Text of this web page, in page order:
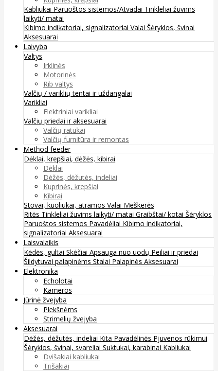
Kabliukai Paruoštos sistemos/Atvadai Tinkleliai žuvims
laikyti/ matai
Kibimo indikatoriai, signalizatoriai Valai Šėryklos, švinai
Aksesuarai
Laivyba
Valtys
Irklinės
Motorinės
Rib valtys
Valčių / variklių tentai ir uždangalai
Varikliai
Elektriniai varikliai
Valčių priedai ir aksesuarai
Valčių ratukai
Valčių furnitūra ir remontas
Method feeder
Dėklai, krepšiai, dėžės, kibirai
Dėklai
Dėžės, dėžutės, indeliai
Kuprinės, krepšiai
Kibirai
Stovai, kuoliukai, atramos Valai Meškerės
Ritės Tinkleliai žuvims laikyti/ matai Graibštai/ kotai Šėryklos
Paruoštos sistemos Pavadėliai Kibimo indikatoriai,
signalizatoriai Aksesuarai
Laisvalaikis
Kėdės, gultai Skėčiai Apsauga nuo uodų Peiliai ir priedai
Šildytuvai palapinėms Stalai Palapinės Aksesuarai
Elektronika
Echolotai
Kameros
Jūrinė žvejyba
Plekšnėms
Strimelių žvejyba
Aksesuarai
Dėžės, dėžutės, indeliai Kita Pavadėlinės Pjuvenos rūkimui
Šėryklos, švinai, svareliai Suktukai, karabinai Kabliukai
Dvišakiai kabliukai
Trišakiai